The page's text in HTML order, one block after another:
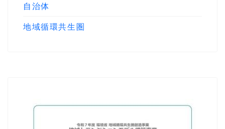
自治体
地域循環共生圏